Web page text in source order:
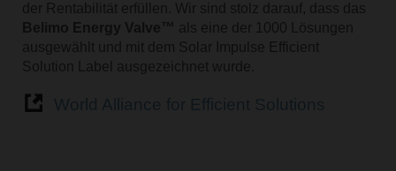
der Rentabilität erfüllen. Wir sind stolz darauf, dass das
Belimo Energy Valve™ als eine der 1000 Lösungen
ausgewählt und mit dem Solar Impulse Efficient
Solution Label ausgezeichnet wurde.